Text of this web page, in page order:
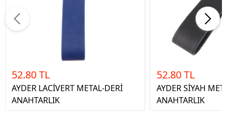
52.80 TL
AYDER LACİVERT METAL-DERİ
ANAHTARLIK
52.80 TL
AYDER SİYAH
ANAHTARLIK